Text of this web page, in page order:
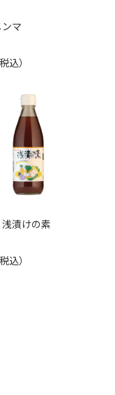
マ
込）
漬けの素
込）